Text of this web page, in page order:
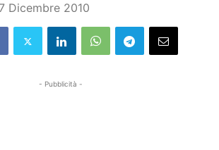
7 Dicembre 2010
- Pubblicità -